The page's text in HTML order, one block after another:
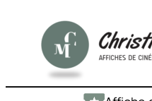
contenu